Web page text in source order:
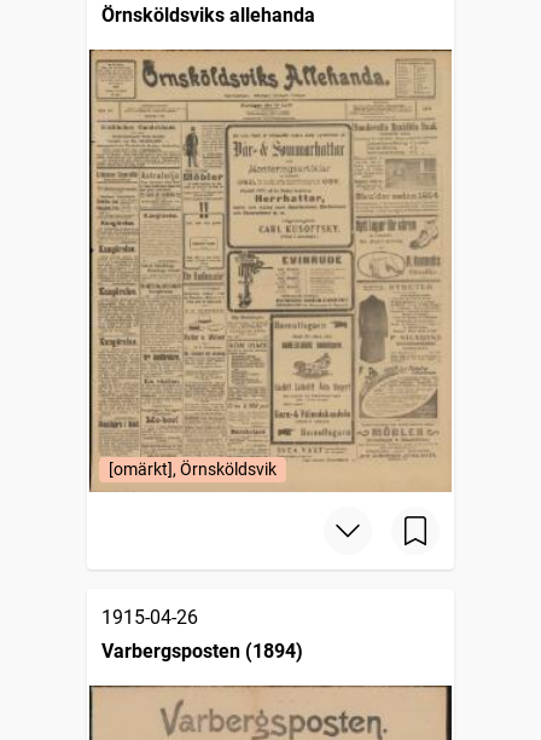
Örnsköldsviks allehanda
[omärkt], Örnsköldsvik
1915-04-26
Varbergsposten (1894)